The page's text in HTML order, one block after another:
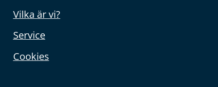
Vilka är vi?
Service
Cookies